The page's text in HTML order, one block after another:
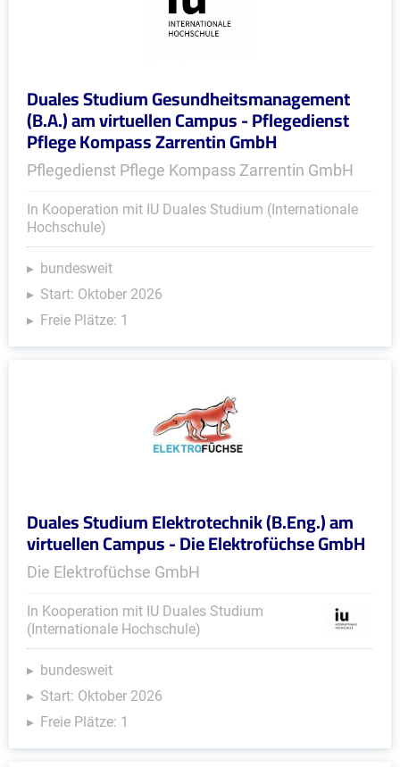
Duales Studium Gesundheitsmanagement
(B.A.) am virtuellen Campus - Pflegedienst
Pflege Kompass Zarrentin GmbH
Pflegedienst Pflege Kompass Zarrentin GmbH
In Kooperation mit IU Duales Studium (Internationale
Hochschule)
bundesweit
Start: Oktober 2026
Freie Plätze: 1
Duales Studium Elektrotechnik (B.Eng.) am
virtuellen Campus - Die Elektrofüchse GmbH
Die Elektrofüchse GmbH
In Kooperation mit IU Duales Studium
(Internationale Hochschule)
bundesweit
Start: Oktober 2026
Freie Plätze: 1